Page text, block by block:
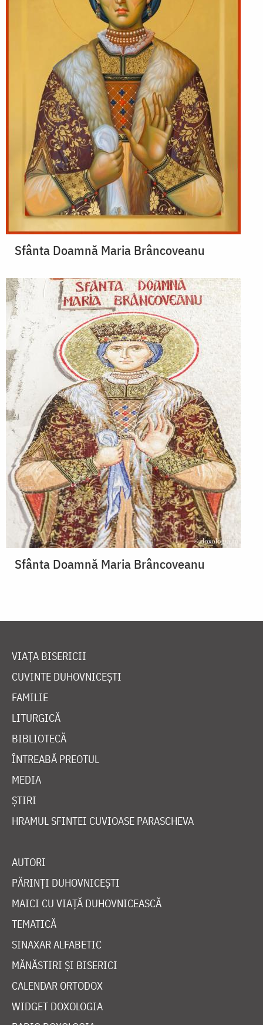
Sfânta Doamnă Maria Brâncoveanu
Sfânta Doamnă Maria Brâncoveanu
VIAȚA BISERICII
CUVINTE DUHOVNICEȘTI
FAMILIE
LITURGICĂ
BIBLIOTECĂ
ÎNTREABĂ PREOTUL
MEDIA
ȘTIRI
HRAMUL SFINTEI CUVIOASE PARASCHEVA
AUTORI
PĂRINȚI DUHOVNICEȘTI
MAICI CU VIAȚĂ DUHOVNICEASCĂ
TEMATICĂ
SINAXAR ALFABETIC
MĂNĂSTIRI ȘI BISERICI
CALENDAR ORTODOX
WIDGET DOXOLOGIA